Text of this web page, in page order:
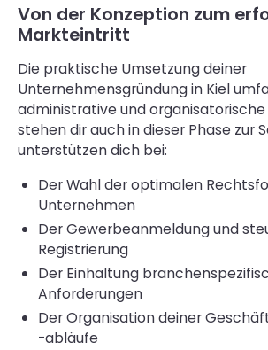
Von der Konzeption zum
Markteintritt
Die praktische Umsetzung deiner
Unternehmensgründung in Kiel
administrative und organisatorische
stehen dir auch in dieser Phase zur
unterstützen dich bei:
Der Wahl der optimalen
Unternehmen
Der Gewerbeanmeldung und
Registrierung
Der Einhaltung
Anforderungen
Der Organisation deiner
-abläufe